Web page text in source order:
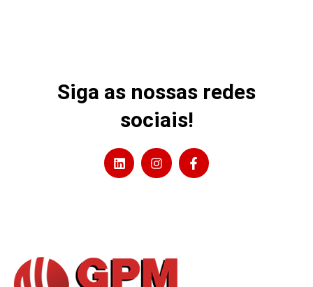
Siga as nossas redes
sociais!